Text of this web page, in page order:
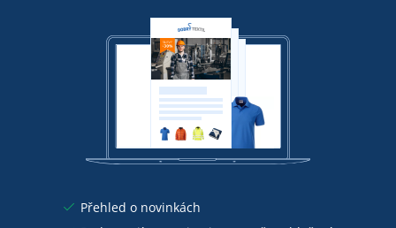
Přehled o novinkách